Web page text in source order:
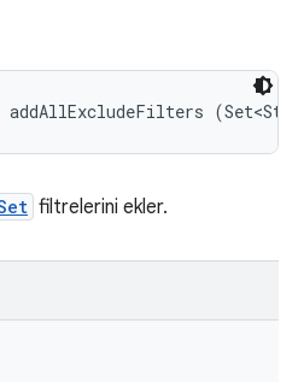
addAllExcludeFilters
filtrelerini ekler.